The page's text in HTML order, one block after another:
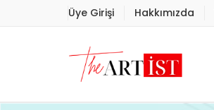
Üye Girişi Hakkımızda